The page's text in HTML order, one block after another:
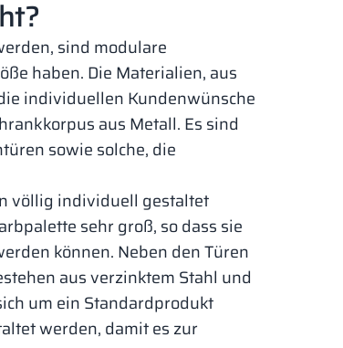
sind modulare
haben. Die Materialien, aus
individuellen Kundenwünsche
aus Metall. Es sind
sowie solche, die
völlig individuell gestaltet
sehr groß, so dass sie
können. Neben den Türen
aus verzinktem Stahl und
um ein Standardprodukt
werden, damit es zur